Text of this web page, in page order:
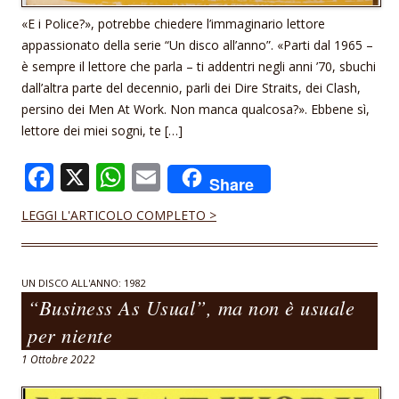
«E i Police?», potrebbe chiedere l’immaginario lettore
appassionato della serie “Un disco all’anno”. «Parti dal 1965 –
è sempre il lettore che parla – ti addentri negli anni ’70, sbuchi
dall’altra parte del decennio, parli dei Dire Straits, dei Clash,
persino dei Men At Work. Non manca qualcosa?». Ebbene sì,
lettore dei miei sogni, te […]
F
ac
e
o
o
k
X W
h
at
A
p
p
E
m
ai
Share
LEGGI L'ARTICOLO COMPLETO >
UN DISCO ALL'ANNO: 1982
“Business As Usual”, ma non è usuale
per niente
1 Ottobre 2022